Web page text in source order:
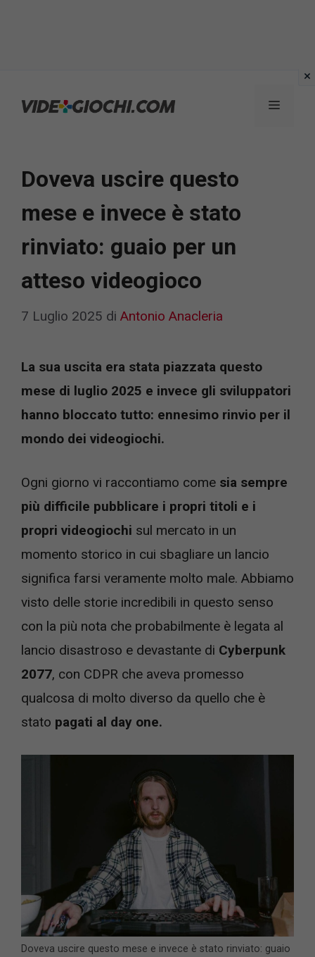
Menu
Doveva uscire questo
mese e invece è stato
rinviato: guaio per un
atteso videogioco
7 Luglio 2025 di Antonio Anacleria
La sua uscita era stata piazzata questo
mese di luglio 2025 e invece gli sviluppatori
hanno bloccato tutto: ennesimo rinvio per il
mondo dei videogiochi.
Ogni giorno vi raccontiamo come sia sempre
più difficile pubblicare i propri titoli e i
propri videogiochi sul mercato in un
momento storico in cui sbagliare un lancio
significa farsi veramente molto male. Abbiamo
visto delle storie incredibili in questo senso
con la più nota che probabilmente è legata al
lancio disastroso e devastante di Cyberpunk
2077, con CDPR che aveva promesso
qualcosa di molto diverso da quello che è
stato pagati al day one.
Doveva uscire questo mese e invece è stato rinviato: guaio